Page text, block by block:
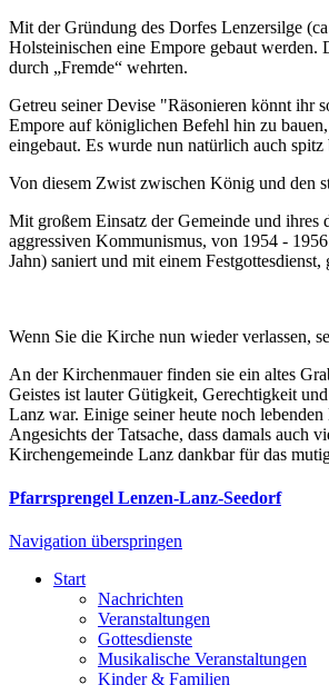
Mit der Gründung des Dorfes Lenzersilge
Holsteinischen eine Empore gebaut
durch „Fremde“ wehrten.
Getreu seiner Devise "Räsonieren könnt ihr
Empore auf königlichen Befehl hin zu
eingebaut. Es wurde nun natürlich auch
Von diesem Zwist zwischen König und den
Mit großem Einsatz der Gemeinde und
aggressiven Kommunismus, von 1954 -
Jahn) saniert und mit einem
Wenn Sie die Kirche nun wieder verlassen,
An der Kirchenmauer finden sie ein altes
Geistes ist lauter Gütigkeit, Gerechtigkeit
Lanz war. Einige seiner heute noch
Angesichts der Tatsache, dass damals auch
Kirchengemeinde Lanz dankbar für das
Pfarrsprengel Lenzen-Lanz-Seedorf
Navigation überspringen
Start
Nachrichten
Veranstaltungen
Gottesdienste
Musikalische Veranstaltungen
Kinder & Familien